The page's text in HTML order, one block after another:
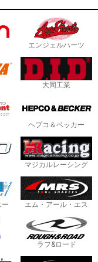
エンジェルハーツ
大同工業
ヘプコ＆ベッカー
マジカルレーシング
ー エム・アール・エス
ラフ&ロード